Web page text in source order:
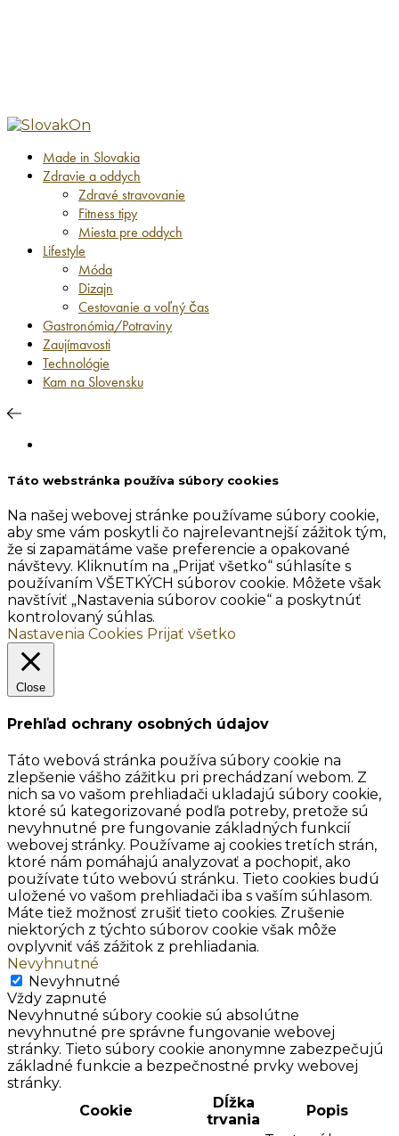
Made in Slovakia
Zdravie a oddych
Zdravé stravovanie
Fitness tipy
Miesta pre oddych
Lifestyle
Móda
Dizajn
Cestovanie a voľný čas
Gastronómia/Potraviny
Zaujímavosti
Technológie
Kam na Slovensku
Táto webstránka používa súbory cookies
Na našej webovej stránke používame súbory cookie,
aby sme vám poskytli čo najrelevantnejší zážitok tým,
že si zapamätáme vaše preferencie a opakované
návštevy. Kliknutím na „Prijať všetko“ súhlasíte s
používaním VŠETKÝCH súborov cookie. Môžete však
navštíviť „Nastavenia súborov cookie“ a poskytnúť
kontrolovaný súhlas.
Nastavenia Cookies Prijať všetko
Close
Prehľad ochrany osobných údajov
Táto webová stránka používa súbory cookie na
zlepšenie vášho zážitku pri prechádzaní webom. Z
nich sa vo vašom prehliadači ukladajú súbory cookie,
ktoré sú kategorizované podľa potreby, pretože sú
nevyhnutné pre fungovanie základných funkcií
webovej stránky. Používame aj cookies tretích strán,
ktoré nám pomáhajú analyzovať a pochopiť, ako
používate túto webovú stránku. Tieto cookies budú
uložené vo vašom prehliadači iba s vaším súhlasom.
Máte tiež možnosť zrušiť tieto cookies. Zrušenie
niektorých z týchto súborov cookie však môže
ovplyvniť váš zážitok z prehliadania.
Nevyhnutné
Nevyhnutné
Vždy zapnuté
Nevyhnutné súbory cookie sú absolútne
nevyhnutné pre správne fungovanie webovej
stránky. Tieto súbory cookie anonymne zabezpečujú
základné funkcie a bezpečnostné prvky webovej
stránky.
Cookie
Dĺžka
trvania
Popis